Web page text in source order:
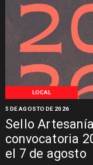
LOCAL
Sello
convocatoria
el 7 de agosto
5 DE AGOSTO DE 2026